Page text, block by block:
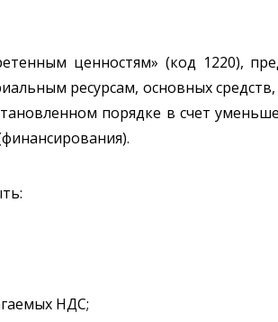
ценностям» (код 1220),
ресурсам, основных
порядке в счет
НДС;